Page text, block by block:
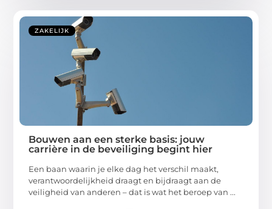
ZAKELIJK
Bouwen aan een sterke basis: jouw
carrière in de beveiliging begint hier
Een baan waarin je elke dag het verschil maakt,
verantwoordelijkheid draagt en bijdraagt aan de
veiligheid van anderen – dat is wat het beroep van ...